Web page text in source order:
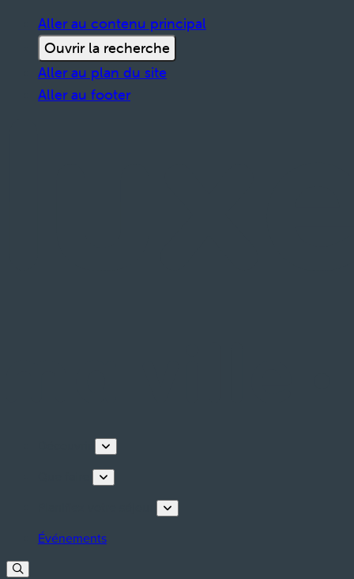
Aller au contenu principal
Ouvrir la recherche
Aller au plan du site
Aller au footer
Événements